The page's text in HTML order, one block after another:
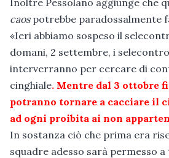
caospotrebbe paradossalmente
«Ieri abbiamo sospeso il
domani, 2 settembre, i
interverranno per cercare di
cinghiale. Mentre dal 3 ottobre
potranno tornare a cacciare il
ad ogni proibita ai non
In sostanza ciò che prima era
squadre adesso sarà permesso